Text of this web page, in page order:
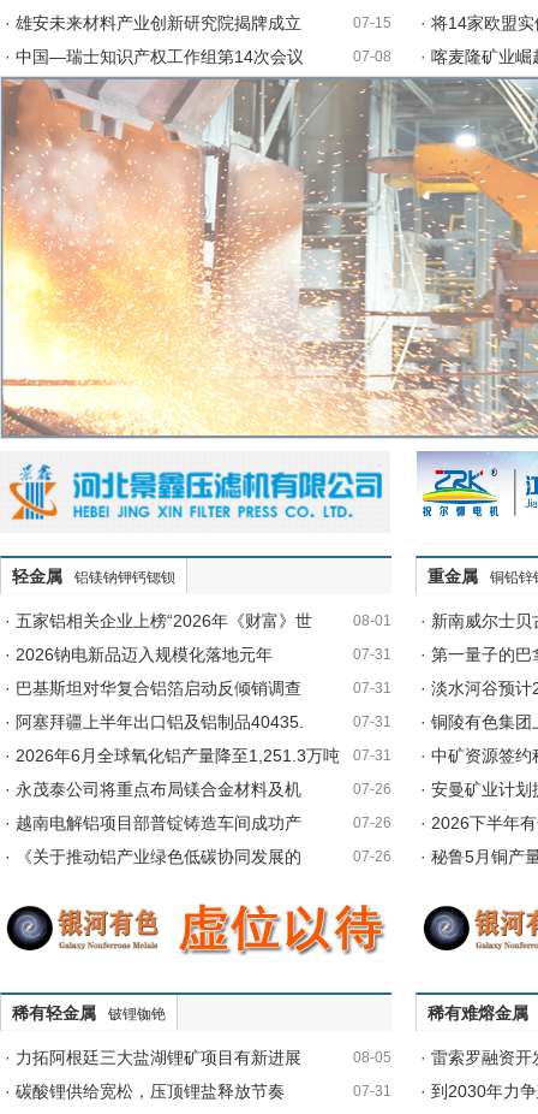
· 雄安未来材料产业创新研究院揭牌成立 07-15
· 中国—瑞士知识产权工作组第14次会议 07-08
· 将14家欧盟
· 喀麦隆矿业
轻金属 铝镁钠钾钙锶钡
· 五家铝相关企业上榜“2026年《财富》世 08-01
· 2026钠电新品迈入规模化落地元年 07-31
· 巴基斯坦对华复合铝箔启动反倾销调查 07-31
· 阿塞拜疆上半年出口铝及铝制品40435. 07-31
· 2026年6月全球氧化铝产量降至1,251.3万吨 07-31
· 永茂泰公司将重点布局镁合金材料及机 07-26
· 越南电解铝项目部普锭铸造车间成功产 07-26
· 《关于推动铝产业绿色低碳协同发展的 07-26
重金属 铜铅锌
· 新南威尔士
· 第一量子的
· 淡水河谷预
· 铜陵有色集
· 中矿资源签
· 安曼矿业计
· 2026下半年
· 秘鲁5月铜产
稀有轻金属 铍锂铷铯
· 力拓阿根廷三大盐湖锂矿项目有新进展 08-05
· 碳酸锂供给宽松，压顶锂盐释放节奏 07-31
稀有难熔金属
· 雷索罗融资
· 到2030年力